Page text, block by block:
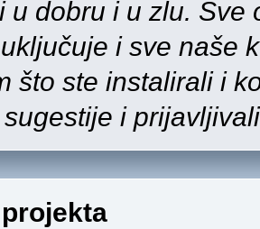
u dobru i u zlu.
i sve naše
što ste instalirali i
i